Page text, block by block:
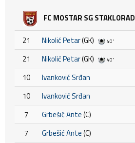
FC MOSTAR SG STAKLORAD
21 Nikolić Petar(GK) 40'
21 Nikolić Petar(GK) 40'
10
Ivanković Srđan
10
Ivanković Srđan
7
Grbešić Ante(C)
7
Grbešić Ante(C)